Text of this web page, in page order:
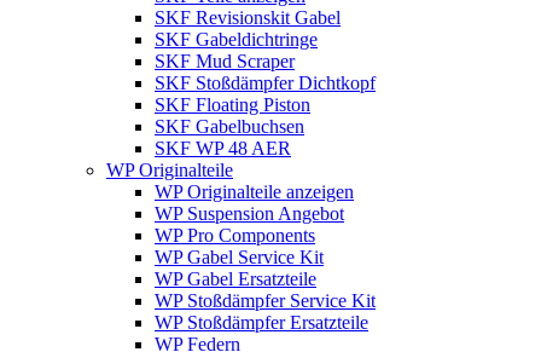
SKF Revisionskit Gabel
SKF Gabeldichtringe
SKF Mud Scraper
SKF Stoßdämpfer Dichtkopf
SKF Floating Piston
SKF Gabelbuchsen
SKF WP 48 AER
WP Originalteile
WP Originalteile anzeigen
WP Suspension Angebot
WP Pro Components
WP Gabel Service Kit
WP Gabel Ersatzteile
WP Stoßdämpfer Service Kit
WP Stoßdämpfer Ersatzteile
WP Federn